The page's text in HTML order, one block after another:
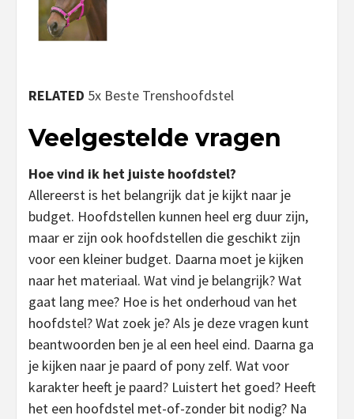
RELATED 5x Beste Trenshoofdstel
Veelgestelde vragen
Hoe vind ik het juiste hoofdstel?
Allereerst is het belangrijk dat je kijkt naar je
budget. Hoofdstellen kunnen heel erg duur zijn,
maar er zijn ook hoofdstellen die geschikt zijn
voor een kleiner budget. Daarna moet je kijken
naar het materiaal. Wat vind je belangrijk? Wat
gaat lang mee? Hoe is het onderhoud van het
hoofdstel? Wat zoek je? Als je deze vragen kunt
beantwoorden ben je al een heel eind. Daarna ga
je kijken naar je paard of pony zelf. Wat voor
karakter heeft je paard? Luistert het goed? Heeft
het een hoofdstel met-of-zonder bit nodig? Na